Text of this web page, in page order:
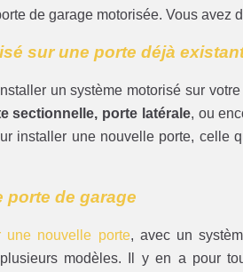
de garage motorisée. Vous avez
sur une porte déjà
un système motorisé sur
sectionnelle, porte latérale, ou
installer une nouvelle porte, celle
porte de garage
une nouvelle porte, avec un
modèles. Il y en a pour